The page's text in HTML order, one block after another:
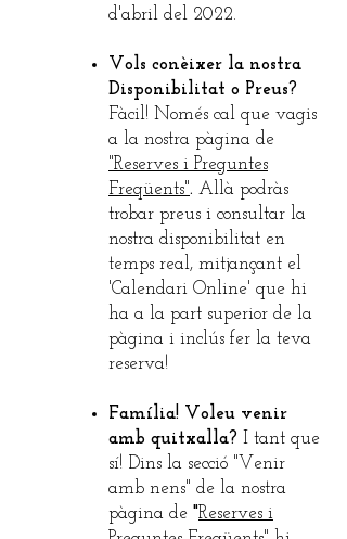
d'abril del 2022.
Vols conèixer la nostra
Disponibilitat o Preus?
Fàcil! Només cal que vagis
a la nostra pàgina de
"Reserves i Preguntes
Freqüents". Allà podràs
trobar preus i consultar la
nostra disponibilitat en
temps real, mitjançant el
'Calendari Online' que hi
ha a la part superior de la
pàgina i inclús fer la teva
reserva!
Família! Voleu venir
amb quitxalla? I tant que
sí! Dins la secció "Venir
amb nens" de la nostra
pàgina de "Reserves i